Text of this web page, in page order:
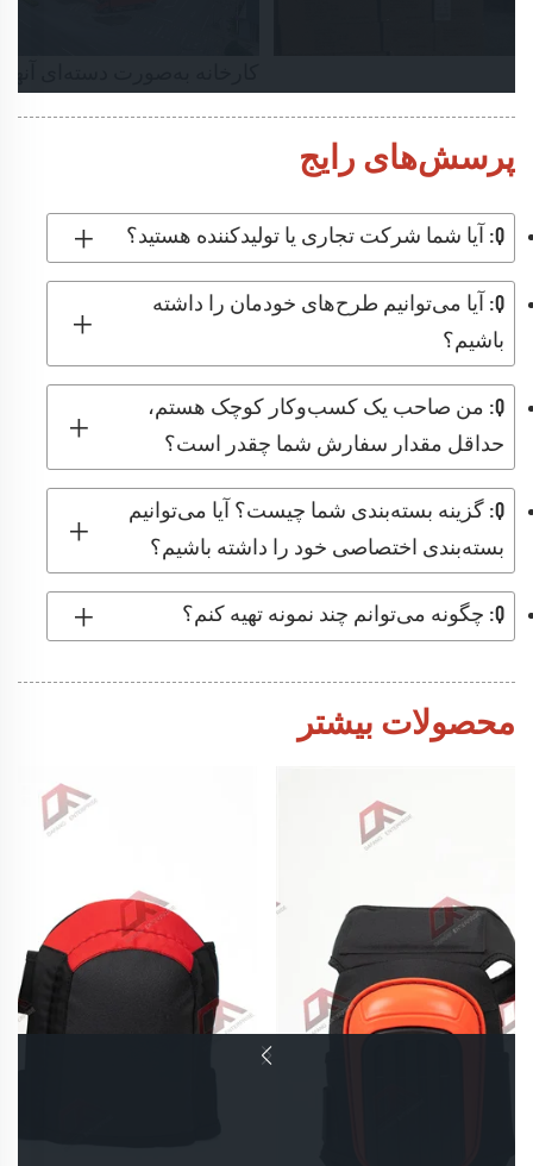
پرسش‌های رایج
Q: آیا شما شرکت تجاری یا تولیدکننده هستید؟
Q: آیا می‌توانیم طرح‌های خودمان را داشته
باشیم؟
Q: من صاحب یک کسب‌وکار کوچک هستم،
حداقل مقدار سفارش شما چقدر است؟
Q: گزینه بسته‌بندی شما چیست؟ آیا می‌توانیم
بسته‌بندی اختصاصی خود را داشته باشیم؟
Q: چگونه می‌توانم چند نمونه تهیه کنم؟
محصولات بیشتر